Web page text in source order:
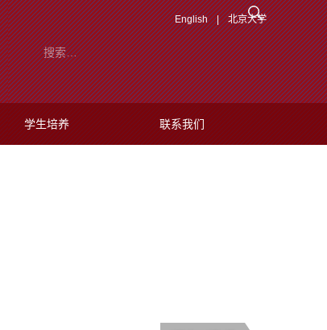
English | 北京大学
学生培养 联系我们